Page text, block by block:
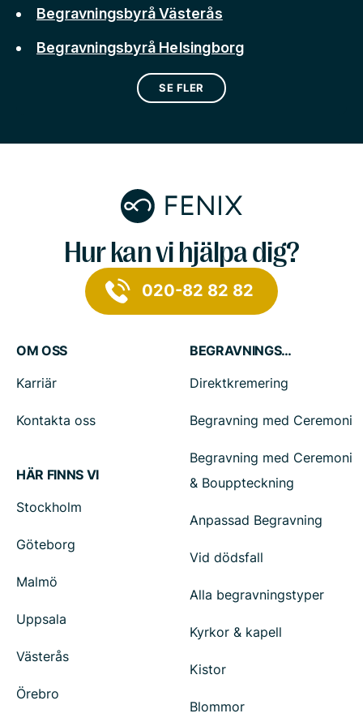
Begravningsbyrå Västerås
Begravningsbyrå Helsingborg
SE FLER
Hur kan vi hjälpa dig?
020-82 82 82
OM OSS
Karriär
Kontakta oss
HÄR FINNS VI
Stockholm
Göteborg
Malmö
Uppsala
Västerås
Örebro
BEGRAVNINGSTJÄNSTER
Direktkremering
Begravning med Ceremoni
Begravning med Ceremoni
& Bouppteckning
Anpassad Begravning
Vid dödsfall
Alla begravningstyper
Kyrkor & kapell
Kistor
Blommor